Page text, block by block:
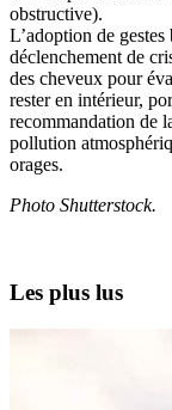
obstructive).
L’adoption de
déclenchement de
des cheveux pour
rester en intérieur,
recommandation de
pollution
orages.
Photo Shutterstock.
Les plus lus